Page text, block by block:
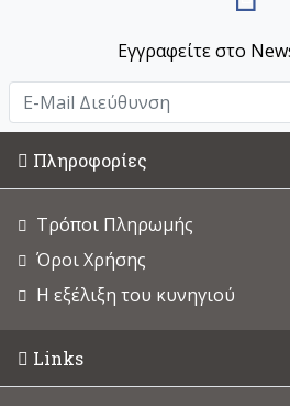
Εγγραφείτε στο
Πληροφορίες
Τρόποι Πληρωμής
Όροι Χρήσης
Η εξέλιξη του κυνηγιού
Links